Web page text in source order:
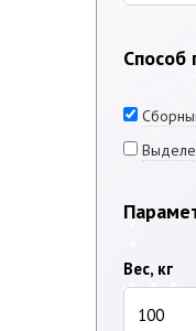
Способ
Вес, кг